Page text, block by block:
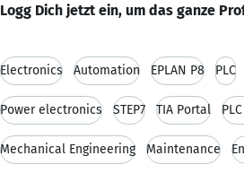
Logg Dich jetzt ein, um das ganze
Electronics Automation EPLAN P8 PLC
Power electronics STEP7 TIA Portal
Mechanical Engineering Maintenance